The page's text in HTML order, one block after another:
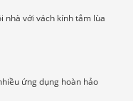
nhà với vách kính tắm lùa
ứng dụng hoàn hảo